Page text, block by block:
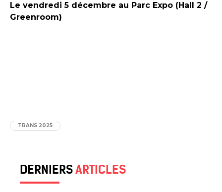
Le vendredi 5 décembre au Parc Expo (Hall 2 /
Greenroom)
TRANS 2025
DERNIERSARTICLES